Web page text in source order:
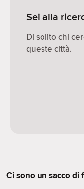
Sei alla
Di solito chi
queste città.
Ci sono un sacco di